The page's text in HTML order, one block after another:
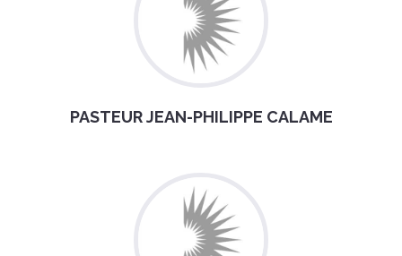
PASTEUR JEAN-PHILIPPE CALAME